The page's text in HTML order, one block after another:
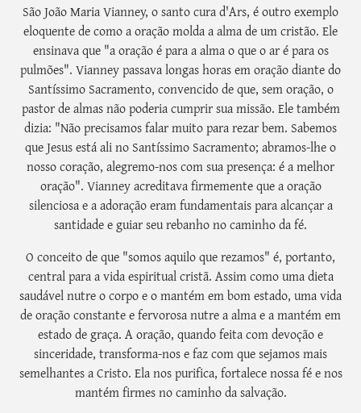
São João Maria Vianney, o santo cura d'Ars, é outro exemplo
eloquente de como a oração molda a alma de um cristão. Ele
ensinava que "a oração é para a alma o que o ar é para os
pulmões". Vianney passava longas horas em oração diante do
Santíssimo Sacramento, convencido de que, sem oração, o
pastor de almas não poderia cumprir sua missão. Ele também
dizia: "Não precisamos falar muito para rezar bem. Sabemos
que Jesus está ali no Santíssimo Sacramento; abramos-lhe o
nosso coração, alegremo-nos com sua presença: é a melhor
oração". Vianney acreditava firmemente que a oração
silenciosa e a adoração eram fundamentais para alcançar a
santidade e guiar seu rebanho no caminho da fé.
O conceito de que "somos aquilo que rezamos" é, portanto,
central para a vida espiritual cristã. Assim como uma dieta
saudável nutre o corpo e o mantém em bom estado, uma vida
de oração constante e fervorosa nutre a alma e a mantém em
estado de graça. A oração, quando feita com devoção e
sinceridade, transforma-nos e faz com que sejamos mais
semelhantes a Cristo. Ela nos purifica, fortalece nossa fé e nos
mantém firmes no caminho da salvação.